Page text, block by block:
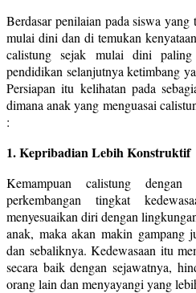
Berdasar penilaian pada siswa yang
mulai dini dan di temukan
calistung sejak mulai dini
pendidikan selanjutnya ketimbang
Persiapan itu kelihatan pada
dimana anak yang menguasai
:
1. Kepribadian Lebih Konstruktif
Kemampuan calistung
perkembangan tingkat
menyesuaikan diri dengan
anak, maka akan makin gampang
dan sebaliknya. Kedewasaan itu
secara baik dengan sejawatnya,
orang lain dan menyayangi yang